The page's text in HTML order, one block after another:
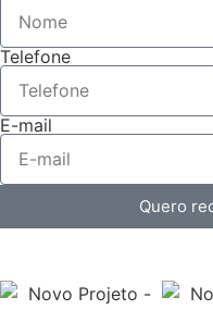
Telefone
E-mail
Quero